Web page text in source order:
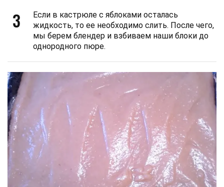
3
Если в кастрюле с яблоками осталась
жидкость, то ее необходимо слить. После чего,
мы берем блендер и взбиваем наши блоки до
однородного пюре.